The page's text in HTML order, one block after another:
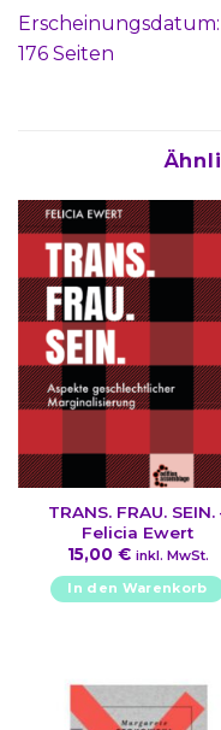
Erscheinungsdatum:
176 Seiten
TRANS. FRAU. SEIN.
Felicia Ewert
15,00 € inkl. MwSt.
In den Warenkorb